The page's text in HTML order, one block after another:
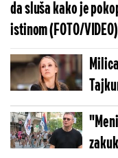
da sluša kako je
istinom (FOTO/VIDEO)
je po